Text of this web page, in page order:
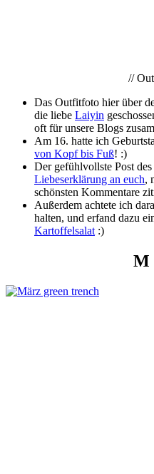
//
Das Outfitfoto hier über
die liebe Laiyin
oft für unsere Blogs
Am 16. hatte ich
von Kopf bis Fuß! :)
Der gefühlvollste Post
Liebeserklärung an euch,
schönsten Kommentare
Außerdem achtete ich
halten, und erfand dazu
Kartoffelsalat :)
M